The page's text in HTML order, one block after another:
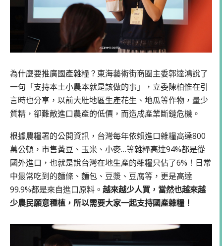
為什麼要推廣國產雜糧？東海藝術街商圈主委郭達鴻說了
一句「支持本土小農本就是該做的事」，立委陳柏惟在引
言時也分享，以前大肚地區生產花生、地瓜等作物，量少
質精，卻難敵進口農產的低價，而造成產業斷鏈危機。
根據農糧署的公開資訊，台灣每年依賴進口雜糧高達800
萬公頓，市售黃豆、玉米、小麥…等雜糧高達94%都是從
國外進口，也就是說台灣在地生產的雜糧只佔了6%！日常
中最常吃到的麵條、麵包、豆漿、豆腐等，更是高達
99.9%都是來自進口原料。 越來越少人買，當然也越來越
少農民願意種植，所以需要大家一起支持國產雜糧！